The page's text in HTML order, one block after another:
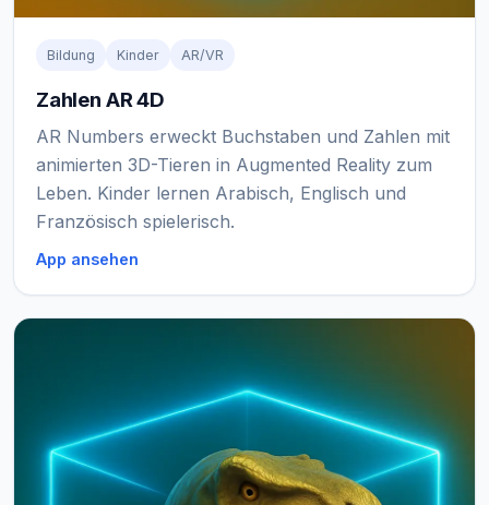
Bildung Kinder AR/VR
Zahlen AR 4D
AR Numbers erweckt Buchstaben und Zahlen mit
animierten 3D-Tieren in Augmented Reality zum
Leben. Kinder lernen Arabisch, Englisch und
Französisch spielerisch.
App ansehen